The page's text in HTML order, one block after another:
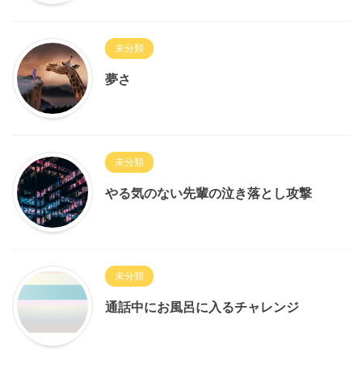
未分類
夢さ
未分類
やる気のない先輩の泣き落とし攻撃
未分類
通話中にお風呂に入るチャレンジ